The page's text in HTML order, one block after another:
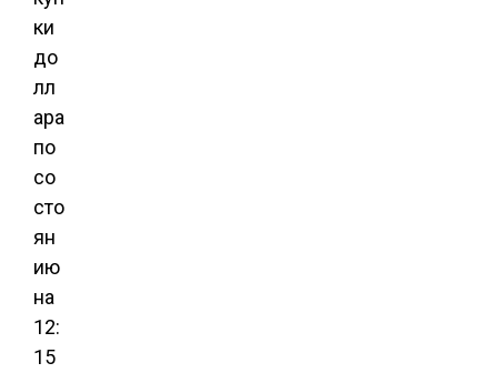
ки
до
лл
ара
по
со
сто
ян
ию
на
12:
15